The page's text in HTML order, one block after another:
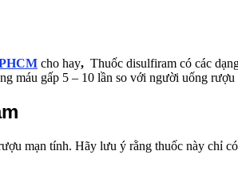
cho hay, Thuốc disulfiram có các
máu gấp 5 – 10 lần so với người uống
mạn tính. Hãy lưu ý rằng thuốc này chỉ